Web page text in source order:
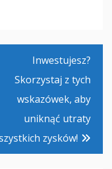
Inwestujesz?
Skorzystaj z tych
wskazówek, aby
uniknąć utraty
zysków!